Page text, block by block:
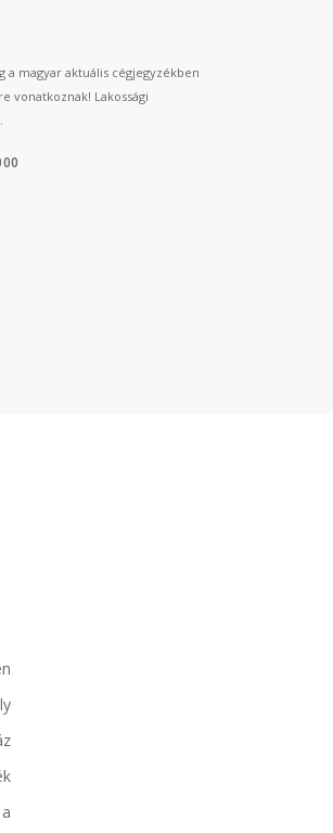
a magyar aktuális cégjegyzékben
vonatkoznak! Lakossági